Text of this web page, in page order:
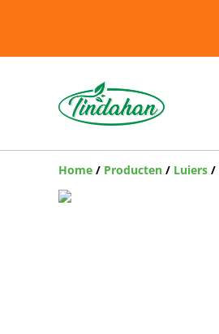
Home / Producten / Luiers /